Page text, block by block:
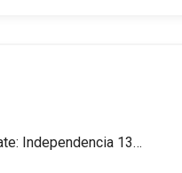
Elegante casa Venta En Zárate: Independencia 1350 mejor ubicación Estilo Francés